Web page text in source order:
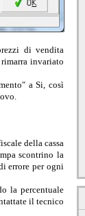
di vendita
invariato
a Si, così
della cassa
scontrino la
errore per ogni
la percentuale
il tecnico